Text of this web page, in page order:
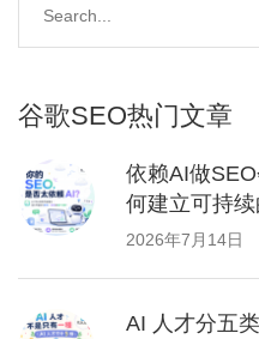
谷歌SEO热门文章
依赖AI做
何建立可持
2026年7月14日
AI 人才分五